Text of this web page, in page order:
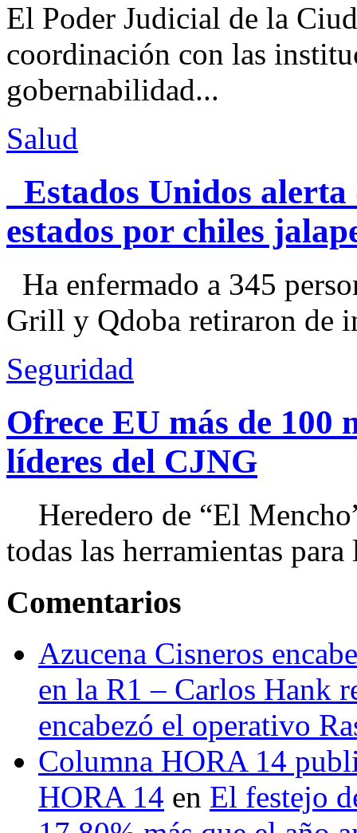
El Poder Judicial de la
coordinación con las
gobernabilidad...
Salud
Estados Unidos alerta
estados por chiles
Ha enfermado a 345
Grill y Qdoba retiraron de
Seguridad
Ofrece EU más de 100
líderes del CJNG
Heredero de “El
todas las herramientas
Comentarios
Azucena Cisneros
en la R1 – Carlos Hank
encabezó el operativo
Columna HORA 14
HORA 14 en El festejo